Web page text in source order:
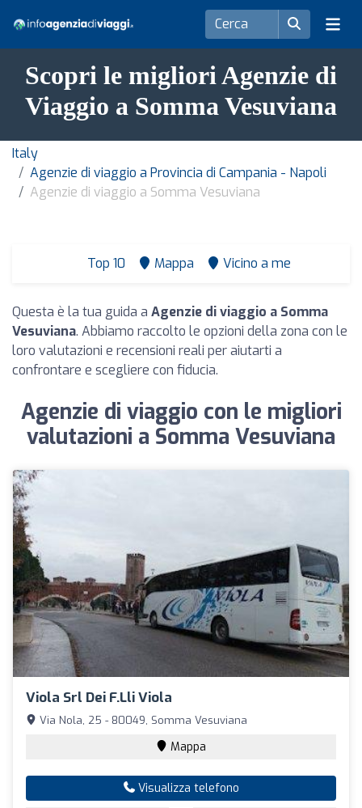
Scopri le migliori Agenzie di
Viaggio a Somma Vesuviana
Italy
Agenzie di viaggio a Provincia di Campania - Napoli
Agenzie di viaggio a Somma Vesuviana
Top 10 Mappa Vicino a me
Questa è la tua guida a Agenzie di viaggio a Somma
Vesuviana. Abbiamo raccolto le opzioni della zona con le
loro valutazioni e recensioni reali per aiutarti a
confrontare e scegliere con fiducia.
Agenzie di viaggio con le migliori
valutazioni a Somma Vesuviana
Viola Srl Dei F.lli Viola
Via Nola, 25 - 80049, Somma Vesuviana
Mappa
Visualizza telefono